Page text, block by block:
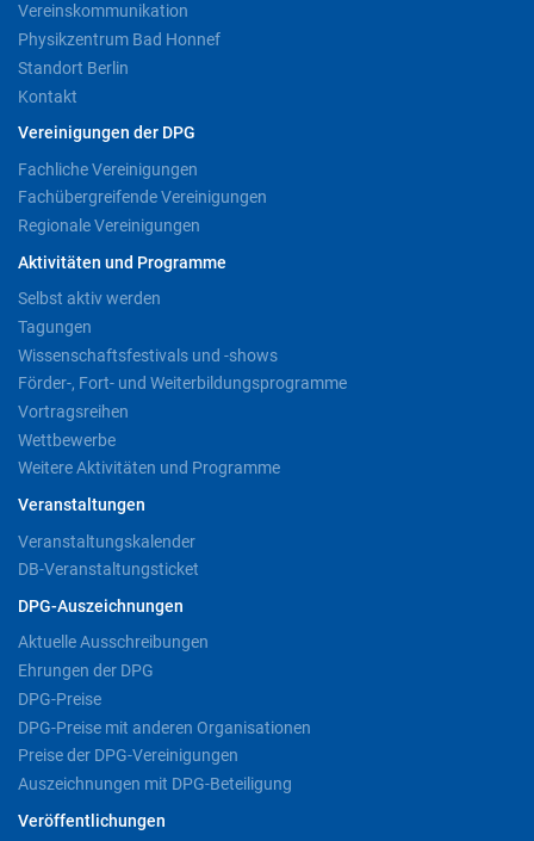
Vereinskommunikation
Physikzentrum Bad Honnef
Standort Berlin
Kontakt
Vereinigungen der DPG
Fachliche Vereinigungen
Fachübergreifende Vereinigungen
Regionale Vereinigungen
Aktivitäten und Programme
Selbst aktiv werden
Tagungen
Wissenschaftsfestivals und -shows
Förder-, Fort- und Weiterbildungsprogramme
Vortragsreihen
Wettbewerbe
Weitere Aktivitäten und Programme
Veranstaltungen
Veranstaltungskalender
DB-Veranstaltungsticket
DPG-Auszeichnungen
Aktuelle Ausschreibungen
Ehrungen der DPG
DPG-Preise
DPG-Preise mit anderen Organisationen
Preise der DPG-Vereinigungen
Auszeichnungen mit DPG-Beteiligung
Veröffentlichungen